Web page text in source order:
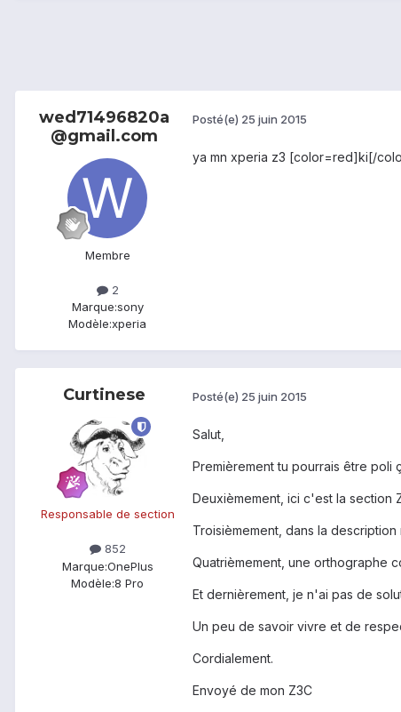
wed71496820a
@gmail.com
Membre
2
Marque:sony
Modèle:xperia
Posté(e) 25 juin 2015
ya mn xperia z3 [color=red]ki[/
Curtinese
Responsable de section
852
Marque:OnePlus
Modèle:8 Pro
Posté(e) 25 juin 2015
Salut,
Premièrement tu pourrais être poli
Deuxièmement, ici c'est la section
Troisièmement, dans la
Quatrièmement, une orthographe
Et dernièrement, je n'ai pas de
Un peu de savoir vivre et de
Cordialement.
Envoyé de mon Z3C